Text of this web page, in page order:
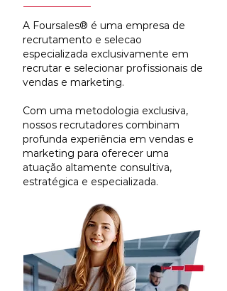
A Foursales® é uma empresa de
recrutamento e selecao
especializada exclusivamente em
recrutar e selecionar profissionais de
vendas e marketing.
Com uma metodologia exclusiva,
nossos recrutadores combinam
profunda experiência em vendas e
marketing para oferecer uma
atuação altamente consultiva,
estratégica e especializada.